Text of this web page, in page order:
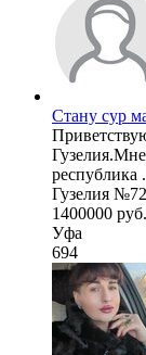
Стану сур
республика
Гузелия
1400000 руб.
Уфа
694